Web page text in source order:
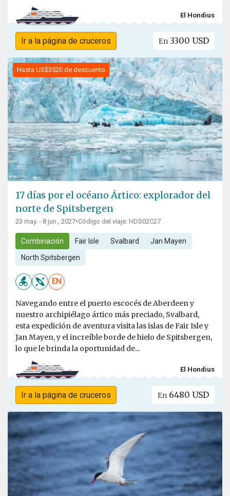
El Hondius
Ir a la página de cruceros En 3300 USD
Hasta US$3520 de descuento
17 días por el océano Ártico: explorador del
norte de Spitsbergen
23 may. - 8 jun., 2027•Código del viaje: HDS02C27
Combinación Fair Isle Svalbard Jan Mayen
North Spitsbergen
EN
Navegando entre el puerto escocés de Aberdeen y
nuestro archipiélago ártico más preciado, Svalbard,
esta expedición de aventura visita las islas de Fair Isle y
Jan Mayen, y el increíble borde de hielo de Spitsbergen,
lo que le brinda la oportunidad de...
El Hondius
Ir a la página de cruceros En 6480 USD